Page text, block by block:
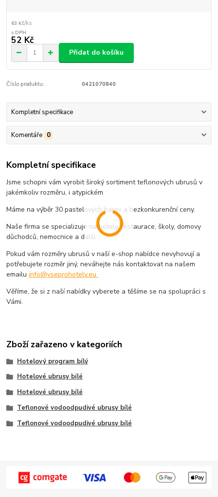
63 Kč/ks
52 Kč
Přidat do košíku
Číslo produktu: 0421070840
Kompletní specifikace
Komentáře 0
Kompletní specifikace
Jsme schopni vám vyrobit široký sortiment teflonových ubrusů v
jakémkoliv rozměru, i atypickém
Máme na výběr 30 pastelových barev a bezkonkurenční ceny.
Naše firma se specializuje na hotely, restaurace, školy, domovy
důchodců, nemocnice a další.
Pokud vám rozměry ubrusů v naší e-shop nabídce nevyhovují a
potřebujete rozměr jiný, neváhejte nás kontaktovat na našem
emailuinfo@vseprohotely.eu
Věříme, že si z naší nabídky vyberete a těšíme se na spolupráci s
Vámi.
Zboží zařazeno v kategoriích
Hotelový program bílý
Hotelové ubrusy bílé
Hotelové ubrusy bílé
Teflonové vodoodpudivé ubrusy bílé
Teflonové vodoodpudivé ubrusy bílé